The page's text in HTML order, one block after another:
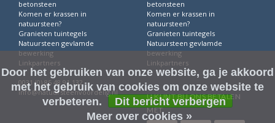
betonsteen
Komen er krassen in
natuursteen?
Granieten tuintegels
Natuursteen gevlamde
bewerking
Linkpartners
0031 (0) 85 48 91 132
info@natuursteenvoordelig.nl
betonsteen
Komen er krassen in
natuursteen?
Granieten tuintegels
Natuursteen gevlamde
bewerking
Linkpartners
U KUNT BIJ ONS BETALEN
MET
Door het gebruiken van onze website, ga je akkoord
met het gebruik van cookies om onze website te
verbeteren.
Dit bericht verbergen
Meer over cookies »